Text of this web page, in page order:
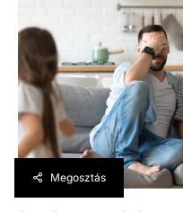
Megosztás